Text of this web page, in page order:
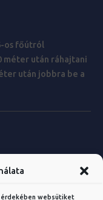
websütiket
os főútról
méter után ráhajtani
után jobbra be a